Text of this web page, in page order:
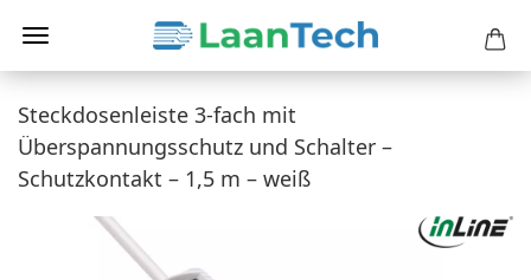
Steckdosenleiste 3-fach mit
Überspannungsschutz und Schalter –
Schutzkontakt – 1,5 m – weiß